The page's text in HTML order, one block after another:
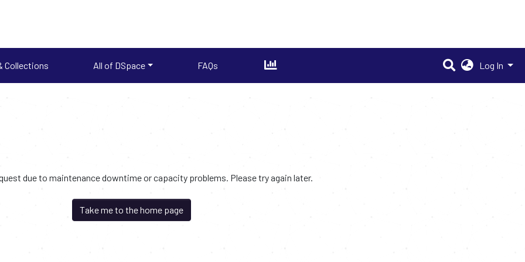
Collections All of DSpace FAQs Log In
due to maintenance downtime or capacity problems. Please try again later.
Take me to the home page